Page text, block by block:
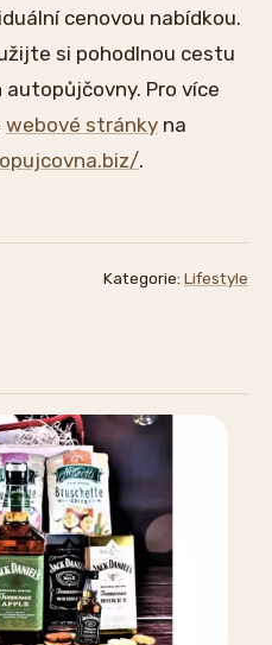
cenovou nabídkou.
si pohodlnou cestu
autopůjčovny. Pro více
webové stránky na
.
Kategorie: Lifestyle